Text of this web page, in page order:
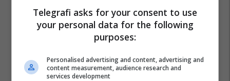
Telegrafi asks for your consent to use
your personal data for the following
purposes:
Personalised advertising and content, advertising and
content measurement, audience research and
services development